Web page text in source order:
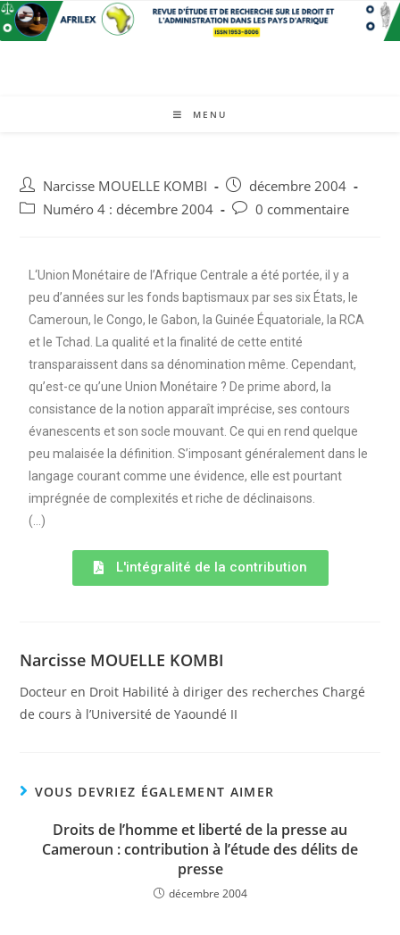
MENU
Narcisse MOUELLE KOMBI
décembre 2004
Numéro 4 : décembre 2004
0 commentaire
L‘Union Monétaire de l’Afrique Centrale a été portée, il y a
peu d’années sur les fonds baptismaux par ses six États, le
Cameroun, le Congo, le Gabon, la Guinée Équatoriale, la RCA
et le Tchad. La qualité et la finalité de cette entité
transparaissent dans sa dénomination même. Cependant,
qu’est-ce qu’une Union Monétaire ? De prime abord, la
consistance de la notion apparaît imprécise, ses contours
évanescents et son socle mouvant. Ce qui en rend quelque
peu malaisée la définition. S’imposant généralement dans le
langage courant comme une évidence, elle est pourtant
imprégnée de complexités et riche de déclinaisons.
(…)
L'intégralité de la contribution
Narcisse MOUELLE KOMBI
Docteur en Droit Habilité à diriger des recherches Chargé
de cours à l’Université de Yaoundé II
VOUS DEVRIEZ ÉGALEMENT AIMER
Droits de l’homme et liberté de la presse au
Cameroun : contribution à l’étude des délits de
presse
décembre 2004